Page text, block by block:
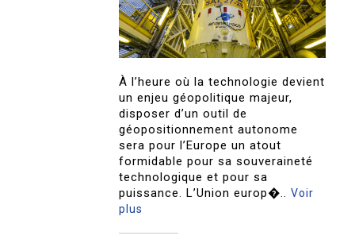
À l’heure où la technologie devient
un enjeu géopolitique majeur,
disposer d’un outil de
géopositionnement autonome
sera pour l’Europe un atout
formidable pour sa souveraineté
technologique et pour sa
puissance. L’Union europ�..Voir
plus